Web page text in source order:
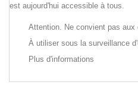
est aujourd'hui accessible à tous.
Attention. Ne convient
À utiliser sous la
Plus d'informations